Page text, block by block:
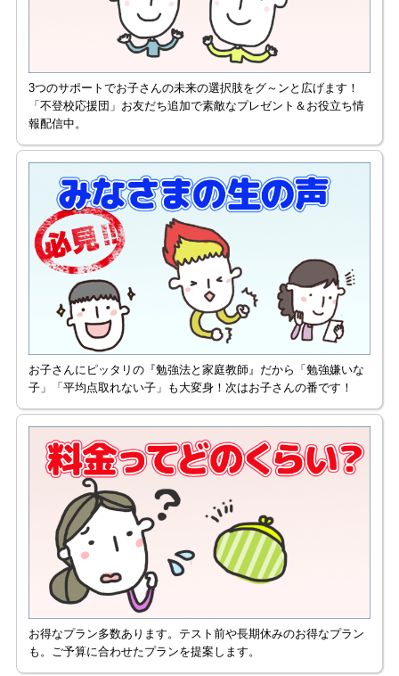
3つのサポートでお子さんの未来の選択肢をグ～ンと広げます！
「不登校応援団」お友だち追加で素敵なプレゼント＆お役立ち情
報配信中。
お子さんにピッタリの『勉強法と家庭教師』だから「勉強嫌いな
子」「平均点取れない子」も大変身！次はお子さんの番です！
お得なプラン多数あります。テスト前や長期休みのお得なプラン
も。ご予算に合わせたプランを提案します。